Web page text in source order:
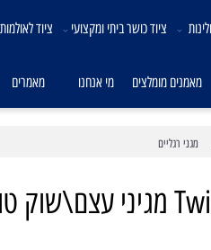
ציוד כושר ביתי ומקצועי ציוד לאולמות ספורט
מי אנחנו מאמרים